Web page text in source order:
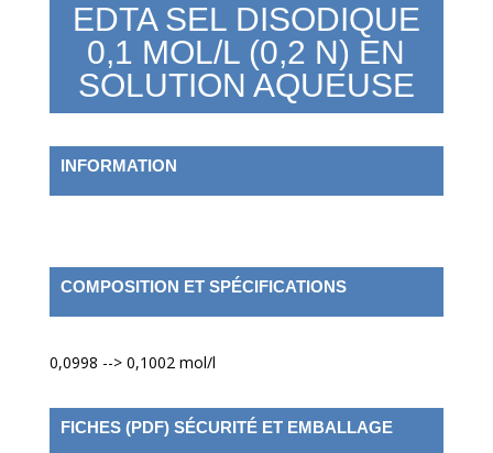
EDTA SEL DISODIQUE
0,1 MOL/L (0,2 N) EN
SOLUTION AQUEUSE
INFORMATION
COMPOSITION ET SPÉCIFICATIONS
0,0998 --> 0,1002 mol/l
FICHES (PDF) SÉCURITÉ ET EMBALLAGE